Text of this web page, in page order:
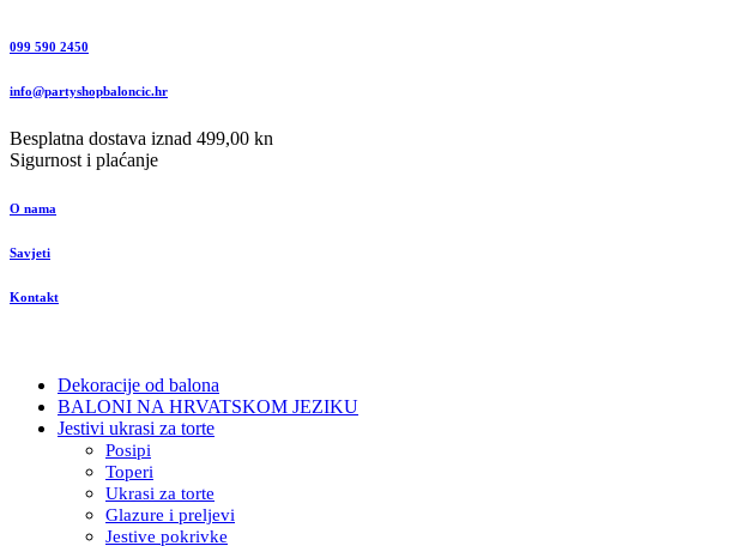
099 590 2450
info@partyshopbaloncic.hr
Besplatna dostava iznad 499,00 kn
Sigurnost i plaćanje
O nama
Savjeti
Kontakt
Dekoracije od balona
BALONI NA HRVATSKOM JEZIKU
Jestivi ukrasi za torte
Posipi
Toperi
Ukrasi za torte
Glazure i preljevi
Jestive pokrivke